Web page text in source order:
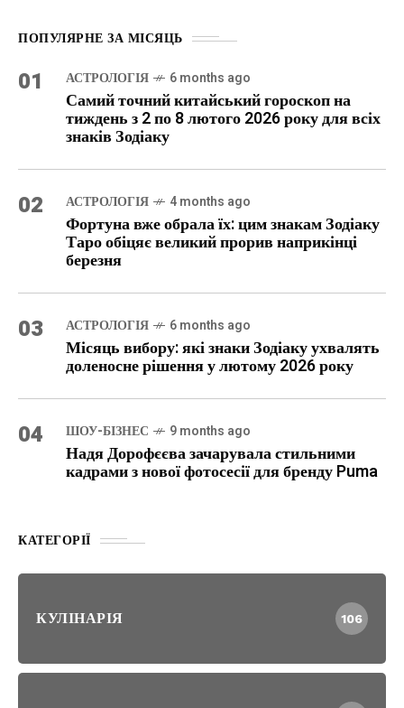
ПОПУЛЯРНЕ ЗА МІСЯЦЬ
01 АСТРОЛОГІЯ 6 months ago
Самий точний китайський гороскоп на
тиждень з 2 по 8 лютого 2026 року для всіх
знаків Зодіаку
02 АСТРОЛОГІЯ 4 months ago
Фортуна вже обрала їх: цим знакам Зодіаку
Таро обіцяє великий прорив наприкінці
березня
03 АСТРОЛОГІЯ 6 months ago
Місяць вибору: які знаки Зодіаку ухвалять
доленосне рішення у лютому 2026 року
04 ШОУ-БІЗНЕС 9 months ago
Надя Дорофєєва зачарувала стильними
кадрами з нової фотосесії для бренду Puma
КАТЕГОРІЇ
КУЛІНАРІЯ 106